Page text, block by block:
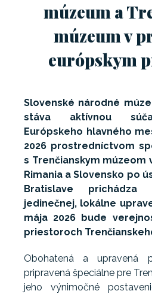
múzeum a
múzeum v
európskym
Slovenské národné
stáva aktívnou
Európskeho hlavného
2026 prostredníctvom
s Trenčianskym múzeom
Rimania a Slovensko po
Bratislave
jedinečnej, lokálne
mája 2026 bude
priestoroch
Obohatená a upravená
pripravená špeciálne pre
jeho výnimočné